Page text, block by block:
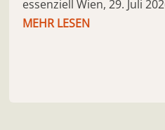
essenziell Wien, 29. Juli
MEHR LESEN